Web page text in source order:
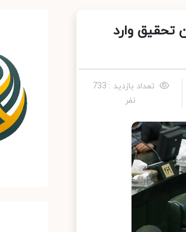
وارد
تعداد بازدید : 733
نفر